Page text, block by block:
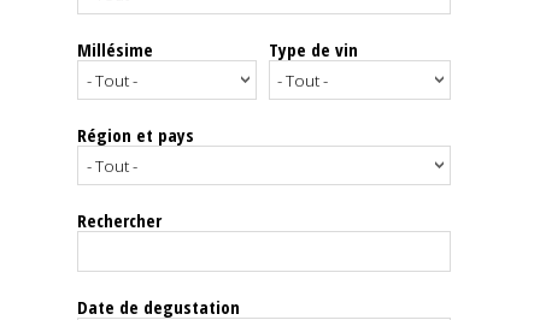
Spiritueux
Notes
dégustation
Le
magazine
Millésime Type de vin
Région et pays
Rechercher
Date de degustation